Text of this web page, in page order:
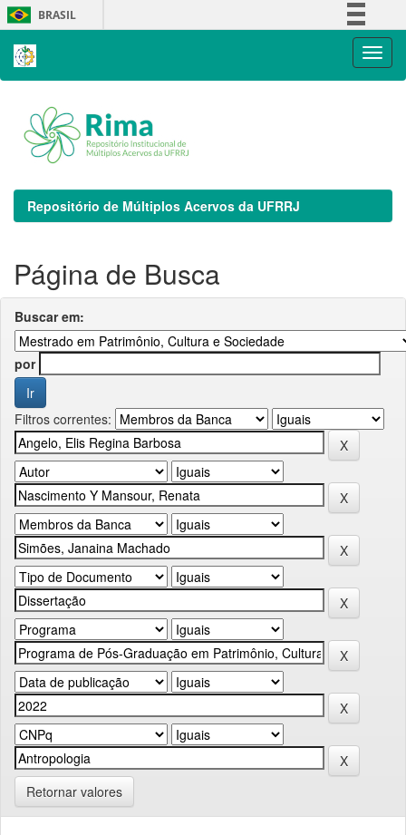
Skip
navigation
BRASIL
Repositório de Múltiplos Acervos da UFRRJ
Página de Busca
Buscar em:
por
Filtros correntes:
Retornar valores